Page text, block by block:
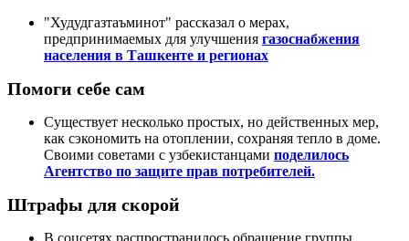
"Худудгазтаъминот" рассказал о мерах,
предпринимаемых для улучшения газоснабжения
населения в Ташкенте и регионах
Помоги себе сам
Существует несколько простых, но действенных мер,
как сэкономить на отоплении, сохраняя тепло в доме.
Своими советами с узбекистанцами поделилось
Агентство по защите прав потребителей.
Штрафы для скорой
В соцсетях распространилось обращение группы